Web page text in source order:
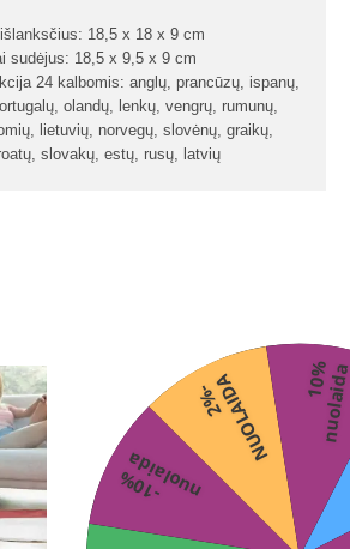
18,5 x 18 x 9 cm
sudėjus: 18,5 x 9,5 x 9 cm
24 kalbomis: anglų, prancūzų, ispanų,
olandų, lenkų, vengrų, rumunų,
lietuvių, norvegų, slovėnų, graikų,
slovakų, estų, rusų, latvių
-
1
0
%
n
u
o
l
a
i
d
a
2
%
-
N
U
O
L
A
I
D
A 1
0
%
n
u
o
l
a
i
d